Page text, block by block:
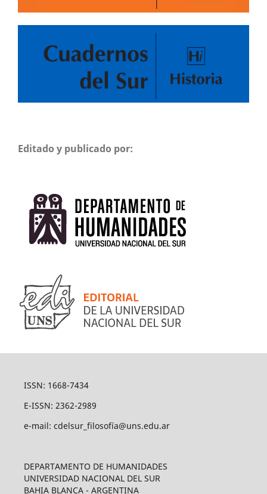
Editado y publicado por:
ISSN: 1668-7434
E-ISSN: 2362-2989
e-mail: cdelsur_filosofía@uns.edu.ar
DEPARTAMENTO DE HUMANIDADES
UNIVERSIDAD NACIONAL DEL SUR
BAHIA BLANCA - ARGENTINA